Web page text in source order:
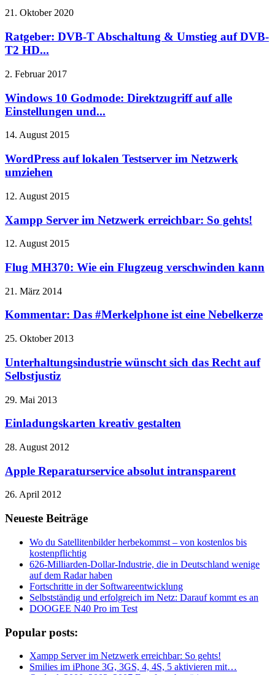
21. Oktober 2020
Ratgeber: DVB-T Abschaltung & Umstieg auf DVB-
T2 HD...
2. Februar 2017
Windows 10 Godmode: Direktzugriff auf alle
Einstellungen und...
14. August 2015
WordPress auf lokalen Testserver im Netzwerk
umziehen
12. August 2015
Xampp Server im Netzwerk erreichbar: So gehts!
12. August 2015
Flug MH370: Wie ein Flugzeug verschwinden kann
21. März 2014
Kommentar: Das #Merkelphone ist eine Nebelkerze
25. Oktober 2013
Unterhaltungsindustrie wünscht sich das Recht auf
Selbstjustiz
29. Mai 2013
Einladungskarten kreativ gestalten
28. August 2012
Apple Reparaturservice absolut intransparent
26. April 2012
Neueste Beiträge
Wo du Satellitenbilder herbekommst – von kostenlos bis
kostenpflichtig
626-Milliarden-Dollar-Industrie, die in Deutschland wenige
auf dem Radar haben
Fortschritte in der Softwareentwicklung
Selbstständig und erfolgreich im Netz: Darauf kommt es an
DOOGEE N40 Pro im Test
Popular posts:
Xampp Server im Netzwerk erreichbar: So gehts!
Smilies im iPhone 3G, 3GS, 4, 4S, 5 aktivieren mit…